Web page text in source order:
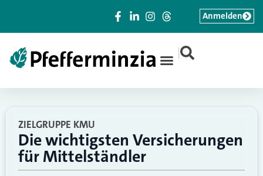
|
Anmelden
ZIELGRUPPE KMU
Die wichtigsten Versicherungen
für Mittelständler